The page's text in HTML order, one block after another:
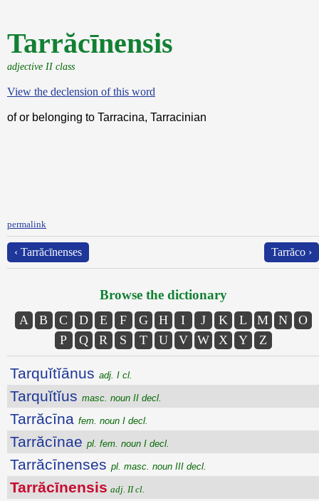
Tarrăcīnensis
adjective II class
View the declension of this word
of or belonging to Tarracina, Tarracinian
permalink
‹ Tarrăcīnenses Tarrăco ›
Browse the dictionary
A B C D E F G H I J K L M N
O
P
Q R S T U V W X Y Z
Tarquĭtĭānus adj. I cl.
Tarquĭtĭus masc. noun II decl.
Tarrăcīna fem. noun I decl.
Tarrăcīnae pl. fem. noun I decl.
Tarrăcīnenses pl. masc. noun III decl.
Tarrăcīnensis adj. II cl.